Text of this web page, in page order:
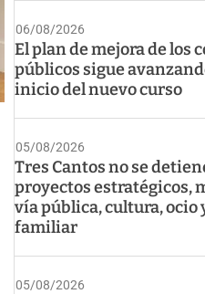
06/08/2026
El plan de mejora de los
públicos sigue
inicio del nuevo curso
05/08/2026
Tres Cantos no se
proyectos estratégicos,
vía pública, cultura,
familiar
05/08/2026